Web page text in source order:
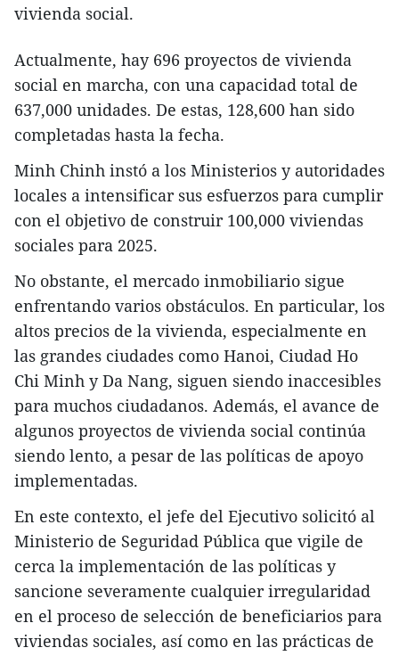
vivienda social.
Actualmente, hay 696 proyectos de vivienda
social en marcha, con una capacidad total de
637,000 unidades. De estas, 128,600 han sido
completadas hasta la fecha.
Minh Chinh instó a los Ministerios y autoridades
locales a intensificar sus esfuerzos para cumplir
con el objetivo de construir 100,000 viviendas
sociales para 2025.
No obstante, el mercado inmobiliario sigue
enfrentando varios obstáculos. En particular, los
altos precios de la vivienda, especialmente en
las grandes ciudades como Hanoi, Ciudad Ho
Chi Minh y Da Nang, siguen siendo inaccesibles
para muchos ciudadanos. Además, el avance de
algunos proyectos de vivienda social continúa
siendo lento, a pesar de las políticas de apoyo
implementadas.
En este contexto, el jefe del Ejecutivo solicitó al
Ministerio de Seguridad Pública que vigile de
cerca la implementación de las políticas y
sancione severamente cualquier irregularidad
en el proceso de selección de beneficiarios para
viviendas sociales, así como en las prácticas de